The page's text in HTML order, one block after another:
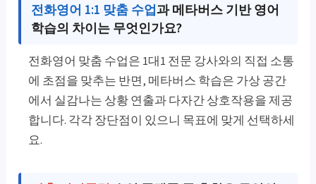
전화영어 1:1 맞춤 수업과 메타버스 기반 영어
학습의 차이는 무엇인가요?
전화영어 맞춤 수업은 1대1 전문 강사와의 직접 소통
에 초점을 맞추는 반면, 메타버스 학습은 가상 공간
에서 실감나는 상황 연출과 다자간 상호작용을 제공
합니다. 각각 장단점이 있으니 목표에 맞게 선택하세
요.